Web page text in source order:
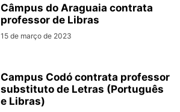
Câmpus do Araguaia contrata
professor de Libras
15 de março de 2023
Campus Codó contrata professor
substituto de Letras (Português
e Libras)